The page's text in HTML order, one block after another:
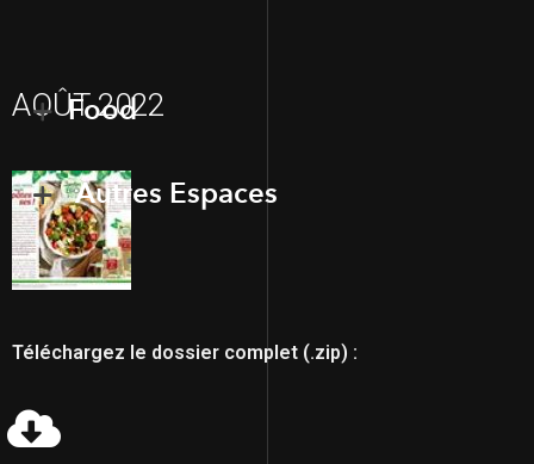
AOÛT 2022
Food
Autres Espaces
Téléchargez le dossier complet (.zip) :